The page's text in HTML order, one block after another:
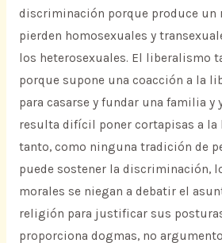
discriminación porque produce un
pierden homosexuales y
los heterosexuales. El liberalismo
porque supone una coacción a la
para casarse y fundar una familia y
resulta difícil poner cortapisas a la
tanto, como ninguna tradición de
puede sostener la discriminación,
morales se niegan a debatir el
religión para justificar sus
proporciona dogmas, no